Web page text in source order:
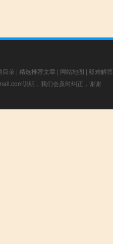
目录 | 精选推荐文章 | 网站地图 | 疑难解答
说明，我们会及时纠正，谢谢